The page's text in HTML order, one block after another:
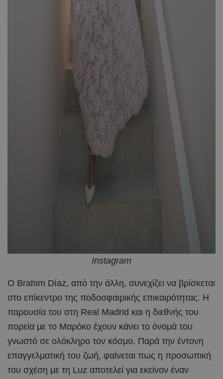
Instagram
Ο Brahim Díaz, από την άλλη, συνεχίζει να βρίσκεται
στο επίκεντρο της ποδοσφαιρικής επικαιρότητας. Η
παρουσία του στη Real Madrid και η διεθνής του
πορεία με το Μαρόκο έχουν κάνει το όνομά του
γνωστό σε ολόκληρο τον κόσμο. Παρά την έντονη
επαγγελματική του ζωή, φαίνεται πως η προσωπική
του σχέση με τη Luz αποτελεί για εκείνον έναν